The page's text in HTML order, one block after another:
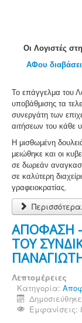
Οι Λογιστές
ΑΦου
Το επάγγελμα του
υποβάθμισης τα
συνεργάτη των
αιτήσεων του κάθε
Η μισθωμένη
μειώθηκε και οι
σε δωρεάν
σε καλύτερη
γραφειοκρατίας.
ΑΠΟΦΑΣΗ –
ΤΟΥ
Λεπτομέρειες
Κατηγορία:
Εμφανίσεις: